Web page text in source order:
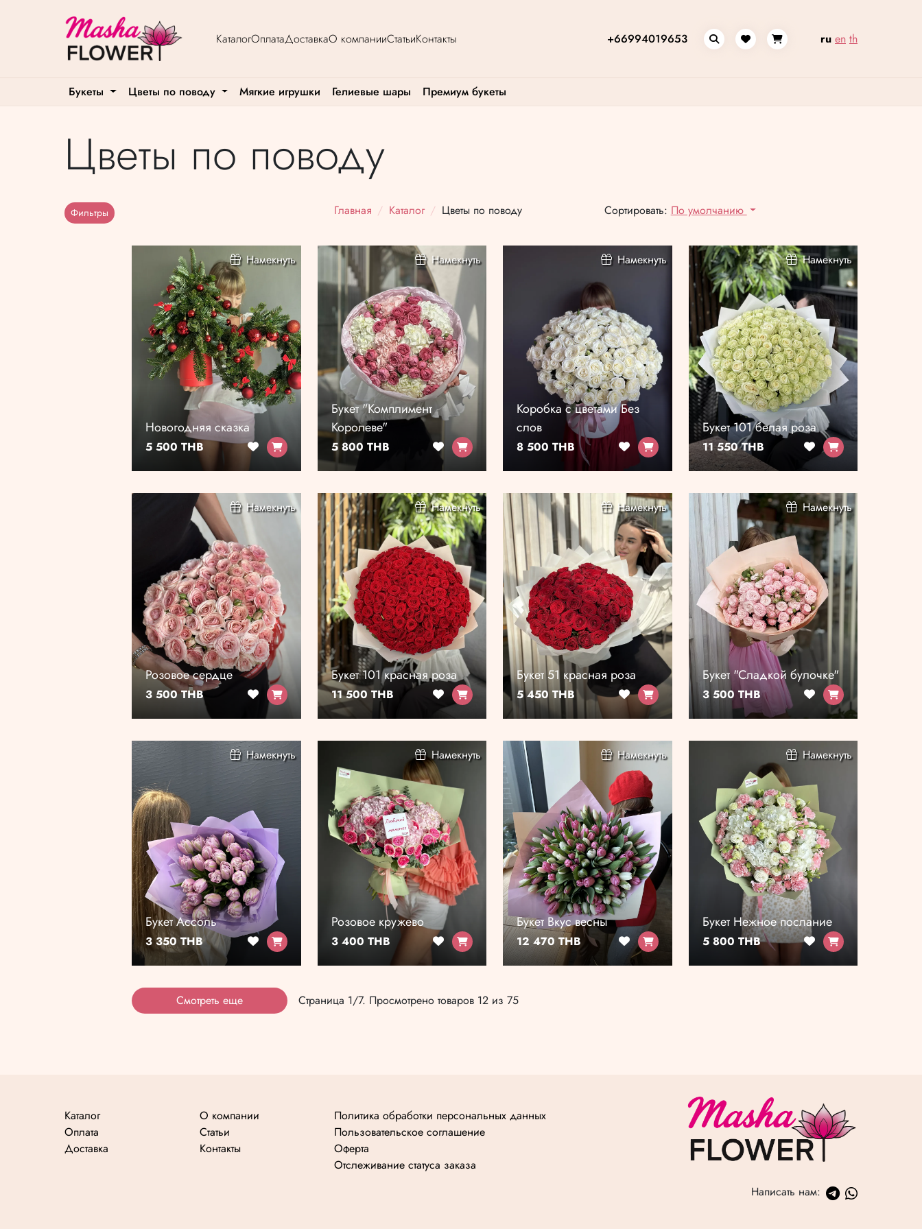
КаталогОплатаДоставкаО компанииСтатьиКонтакты +66994019653 ru en th
Букеты Цветы по поводу Мягкие игрушки Гелиевые шары Премиум букеты
Цветы по поводу
Фильтры Главная Каталог Цветы по поводу Сортировать: По умолчанию
Намекнуть
Новогодняя сказка
5 500 THB
Намекнуть
Букет "Комплимент
Королеве"
5 800 THB
Намекнуть
Коробка с цветами Без
слов
8 500 THB
Намекнуть
Букет 101 белая роза
11 550 THB
Намекнуть
Розовое сердце
3 500 THB
Намекнуть
Букет 101 красная роза
11 500 THB
Намекнуть
Букет 51 красная роза
5 450 THB
Намекнуть
Букет "Сладкой булочке"
3 500 THB
Намекнуть
Букет Ассоль
3 350 THB
Намекнуть
Розовое кружево
3 400 THB
Намекнуть
Букет Вкус весны
12 470 THB
Намекнуть
Букет Нежное послание
5 800 THB
Смотреть еще Страница 1/7. Просмотрено товаров 12 из 75
Каталог
Оплата
Доставка
О компании
Статьи
Контакты
Политика обработки персональных данных
Пользовательское соглашение
Оферта
Отслеживание статуса заказа
Написать нам: